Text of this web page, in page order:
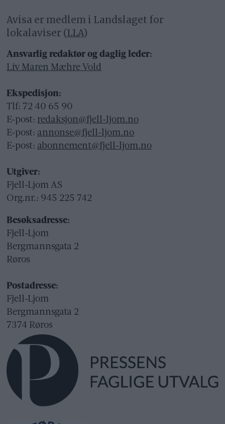
Avisa er medlem i Landslaget for
lokalaviser (LLA)
Ansvarlig redaktør og daglig leder:
Liv Maren Mæhre Vold
Ekspedisjon:
Tlf: 72 40 65 90
E-post: redaksjon@fjell-ljom.no
E-post: annonse@fjell-ljom.no
E-post: abonnement@fjell-ljom.no
Utgiver:
Fjell-Ljom AS
Org.nr.: 945 225 742
Besøksadresse:
Fjell-Ljom
Bergmannsgata 2
Røros
Postadresse:
Fjell-Ljom
Bergmannsgata 2
7374 Røros